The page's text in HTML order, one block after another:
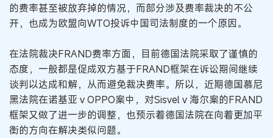
的费率甚至被放弃掉的情况，而部分涉及费率裁决的不公
开，也成为欧盟向WTO投诉中国司法制度的一个原因。
在法院裁决FRAND费率方面，目前德国法院采取了谨慎的
态度，一般都是促成双方基于FRAND框架在诉讼期间继续
谈判以达成和解，从而避免裁决费率。所以，近期德国慕尼
黑法院在诺基亚 v OPPO案中，对Sisvel v 海尔案的FRAND
框架又做了进一步的调整，也预示着德国法院在向着更加平
衡的方向在解决类似问题。